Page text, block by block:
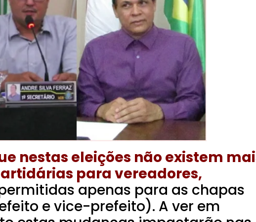
nestas eleições não existem
para vereadores,
apenas para as chapas
e vice-prefeito). A ver em